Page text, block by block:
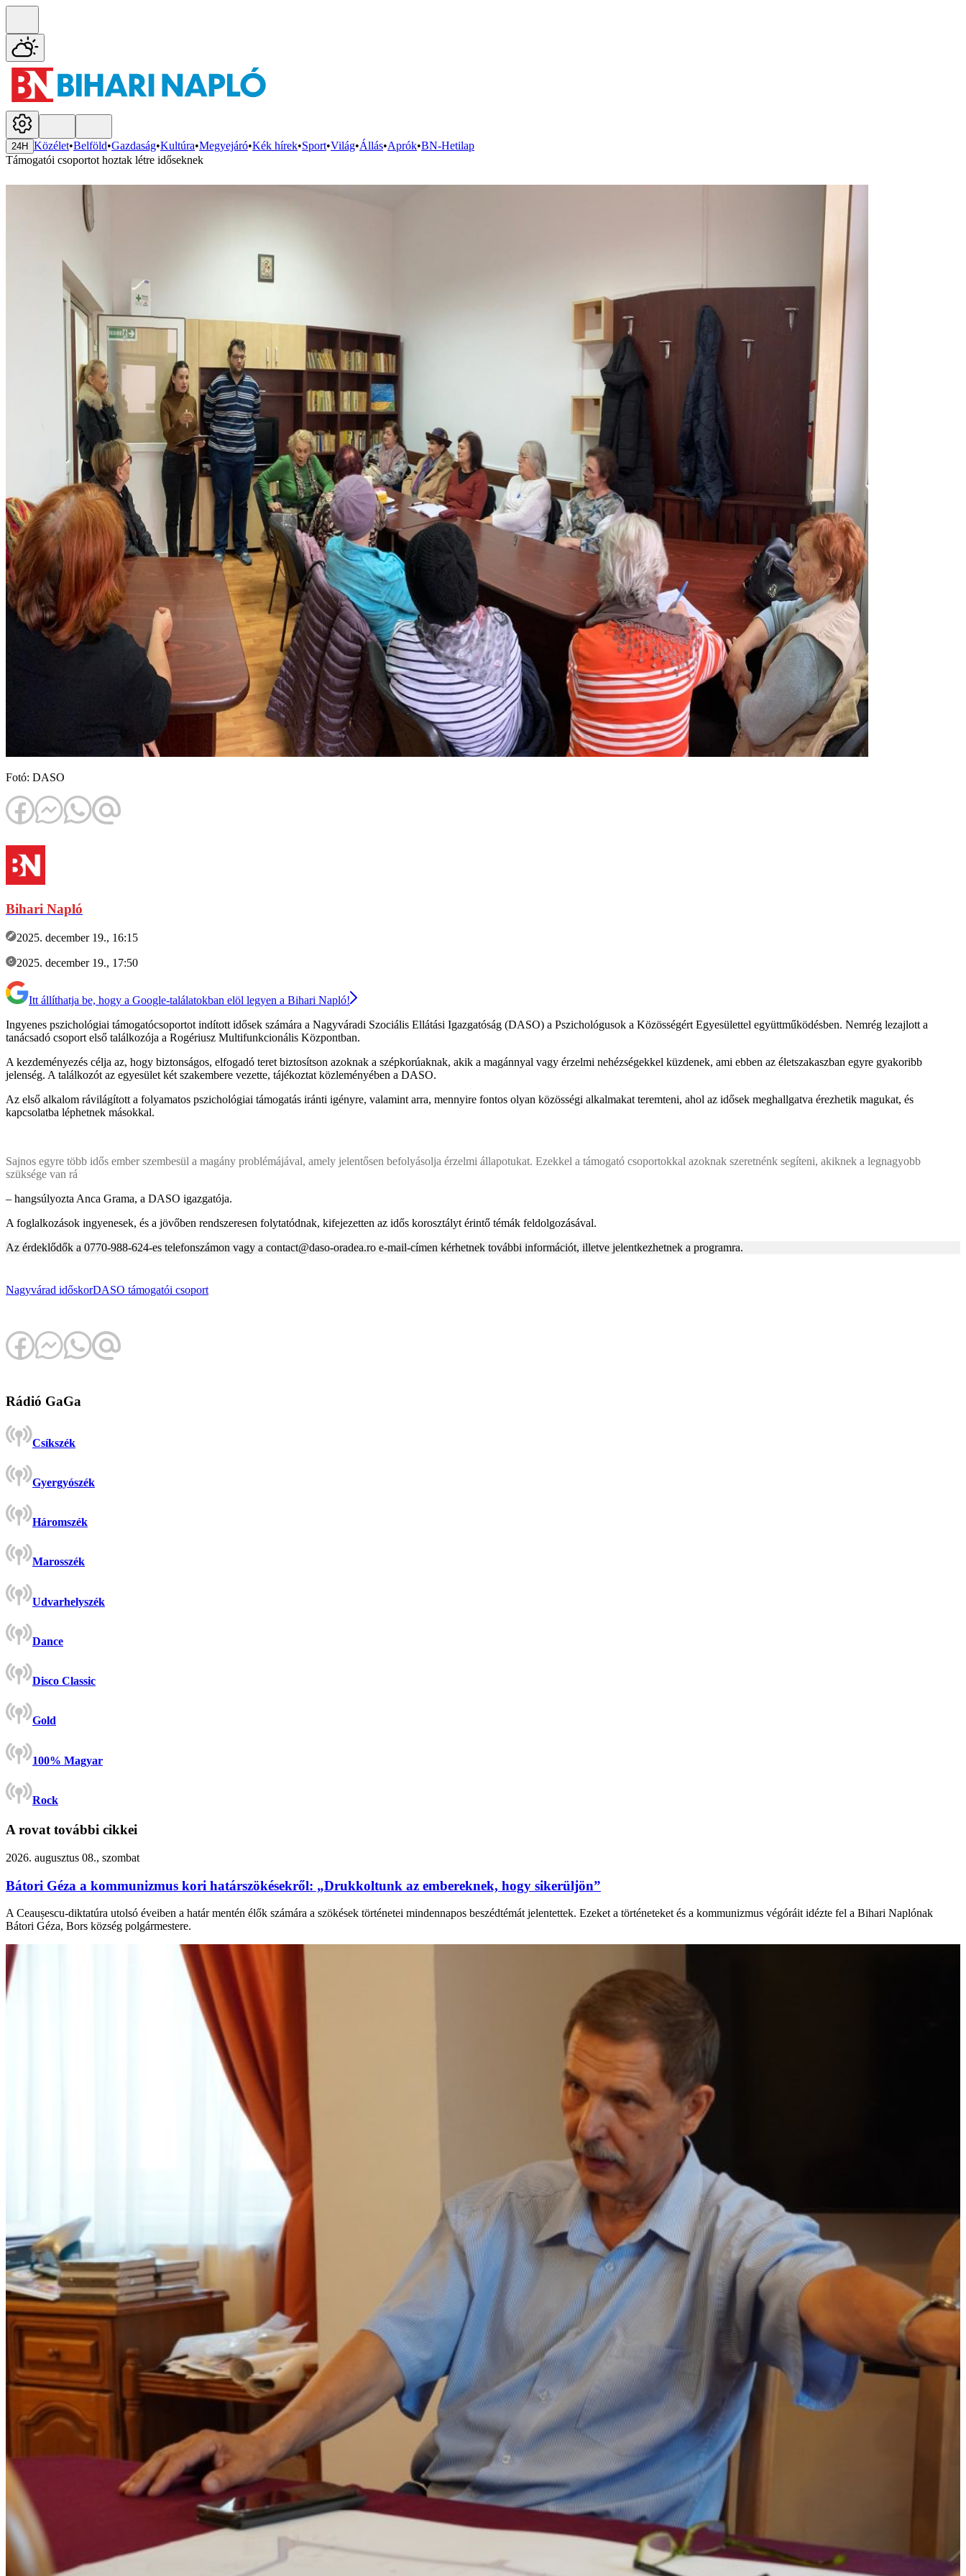
24H Közélet•Belföld•Gazdaság•Kultúra•Megyejáró•Kék hírek•Sport•Világ•Állás•Aprók•BN-Hetilap
Támogatói csoportot hoztak létre időseknek
Fotó: DASO
Bihari Napló
2025. december 19., 16:15
2025. december 19., 17:50
Itt állíthatja be, hogy a Google-találatokban elöl legyen a Bihari Napló!
Ingyenes pszichológiai támogatócsoportot indított idősek számára a Nagyváradi Szociális Ellátási Igazgatóság (DASO) a Pszichológusok a Közösségért Egyesülettel együttműködésben. Nemrég lezajlott a
tanácsadó csoport első találkozója a Rogériusz Multifunkcionális Központban.
A kezdeményezés célja az, hogy biztonságos, elfogadó teret biztosítson azoknak a szépkorúaknak, akik a magánnyal vagy érzelmi nehézségekkel küzdenek, ami ebben az életszakaszban egyre gyakoribb
jelenség. A találkozót az egyesület két szakembere vezette, tájékoztat közleményében a DASO.
Az első alkalom rávilágított a folyamatos pszichológiai támogatás iránti igényre, valamint arra, mennyire fontos olyan közösségi alkalmakat teremteni, ahol az idősek meghallgatva érezhetik magukat, és
kapcsolatba léphetnek másokkal.
Sajnos egyre több idős ember szembesül a magány problémájával, amely jelentősen befolyásolja érzelmi állapotukat. Ezekkel a támogató csoportokkal azoknak szeretnénk segíteni, akiknek a legnagyobb
szüksége van rá
– hangsúlyozta Anca Grama, a DASO igazgatója.
A foglalkozások ingyenesek, és a jövőben rendszeresen folytatódnak, kifejezetten az idős korosztályt érintő témák feldolgozásával.
Az érdeklődők a 0770-988-624-es telefonszámon vagy a contact@daso-oradea.ro e-mail-címen kérhetnek további információt, illetve jelentkezhetnek a programra.
Nagyvárad időskorDASO támogatói csoport
Rádió GaGa
Csíkszék
Gyergyószék
Háromszék
Marosszék
Udvarhelyszék
Dance
Disco Classic
Gold
100% Magyar
Rock
A rovat további cikkei
2026. augusztus 08., szombat
Bátori Géza a kommunizmus kori határszökésekről: „Drukkoltunk az embereknek, hogy sikerüljön”
A Ceaușescu-diktatúra utolsó éveiben a határ mentén élők számára a szökések történetei mindennapos beszédtémát jelentettek. Ezeket a történeteket és a kommunizmus végóráit idézte fel a Bihari Naplónak
Bátori Géza, Bors község polgármestere.